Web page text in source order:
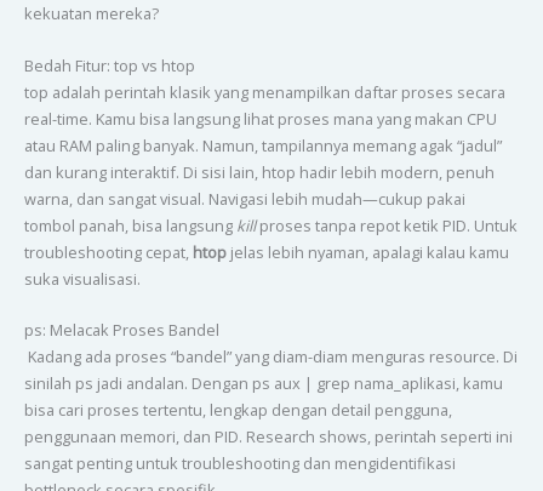
kekuatan mereka?
Bedah Fitur: top vs htop
top adalah perintah klasik yang menampilkan daftar proses secara
real-time. Kamu bisa langsung lihat proses mana yang makan CPU
atau RAM paling banyak. Namun, tampilannya memang agak “jadul”
dan kurang interaktif. Di sisi lain, htop hadir lebih modern, penuh
warna, dan sangat visual. Navigasi lebih mudah—cukup pakai
tombol panah, bisa langsung killproses tanpa repot ketik PID. Untuk
troubleshooting cepat, htopjelas lebih nyaman, apalagi kalau kamu
suka visualisasi.
ps: Melacak Proses Bandel
Kadang ada proses “bandel” yang diam-diam menguras resource. Di
sinilah ps jadi andalan. Dengan ps aux | grep nama_aplikasi, kamu
bisa cari proses tertentu, lengkap dengan detail pengguna,
penggunaan memori, dan PID. Research shows, perintah seperti ini
sangat penting untuk troubleshooting dan mengidentifikasi